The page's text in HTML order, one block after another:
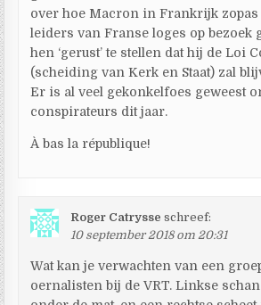
over hoe Macron in Frankrijk zopas
leiders van Franse loges op bezoek
hen ‘gerust’ te stellen dat hij de Loi
(scheiding van Kerk en Staat) zal
Er is al veel gekonkelfoes geweest
conspirateurs dit jaar.
À bas la république!
Roger Catrysse schreef:
10 september 2018 om 20:31
Wat kan je verwachten van een
oernalisten bij de VRT. Linkse